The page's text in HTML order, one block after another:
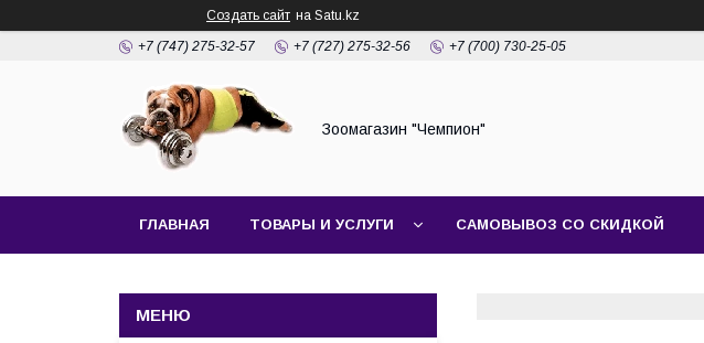
Создать сайт на Satu.kz
+7 (747) 275-32-57 +7 (727) 275-32-56 +7 (700) 730-25-05
Зоомагазин "Чемпион"
ГЛАВНАЯ ТОВАРЫ И УСЛУГИ САМОВЫВОЗ СО СКИДКОЙ